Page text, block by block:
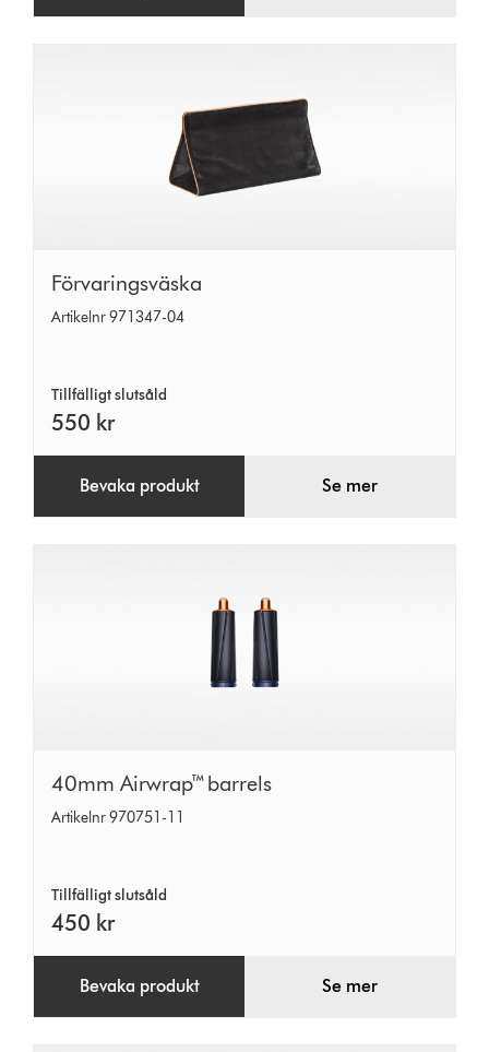
Förvaringsväska
Förvaringsväska
Artikelnr 971347-04
Tillfälligt slutsåld
550 kr
Bevaka produkt Se mer
40mm
Airwrap™
40mm Airwrap™ barrels
Artikelnr 970751-11
Tillfälligt slutsåld
450 kr
Bevaka produkt Se mer